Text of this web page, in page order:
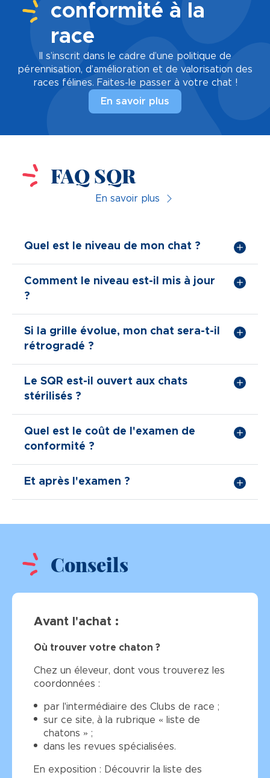
conformité à la
race
Il s’inscrit dans le cadre d’une politique de
pérennisation, d’amélioration et de valorisation des
races félines. Faites-le passer à votre chat !
En savoir plus
FAQ SQR
En savoir plus
Quel est le niveau de mon chat ?
Comment le niveau est-il mis à jour
?
Si la grille évolue, mon chat sera-t-il
rétrogradé ?
Le SQR est-il ouvert aux chats
stérilisés ?
Quel est le coût de l'examen de
conformité ?
Et après l'examen ?
Conseils
Avant l'achat :
Où trouver votre chaton ?
Chez un éleveur, dont vous trouverez les
coordonnées :
par l'intermédiaire des Clubs de race ;
sur ce site, à la rubrique « liste de
chatons » ;
dans les revues spécialisées.
En exposition : Découvrir la liste des